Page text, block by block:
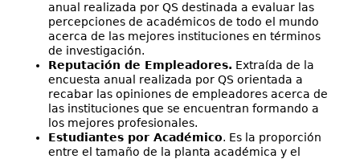
anual realizada por QS destinada a evaluar las
percepciones de académicos de todo el mundo
acerca de las mejores instituciones en términos
de investigación.
Reputación de Empleadores. Extraída de la
encuesta anual realizada por QS orientada a
recabar las opiniones de empleadores acerca de
las instituciones que se encuentran formando a
los mejores profesionales.
Estudiantes por Académico. Es la proporción
entre el tamaño de la planta académica y el